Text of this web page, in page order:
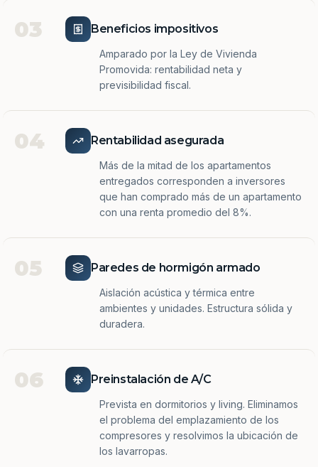
03 Beneficios impositivos
Amparado por la Ley de Vivienda
Promovida: rentabilidad neta y
previsibilidad fiscal.
04 Rentabilidad asegurada
Más de la mitad de los apartamentos
entregados corresponden a inversores
que han comprado más de un apartamento
con una renta promedio del 8%.
05 Paredes de hormigón armado
Aislación acústica y térmica entre
ambientes y unidades. Estructura sólida y
duradera.
06 Preinstalación de A/C
Prevista en dormitorios y living. Eliminamos
el problema del emplazamiento de los
compresores y resolvimos la ubicación de
los lavarropas.